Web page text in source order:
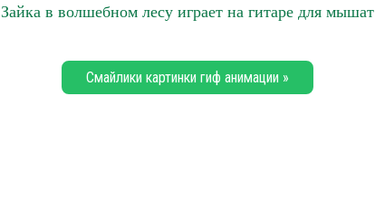
Зайка в волшебном лесу играет на гитаре для мышат
Смайлики картинки гиф анимации »